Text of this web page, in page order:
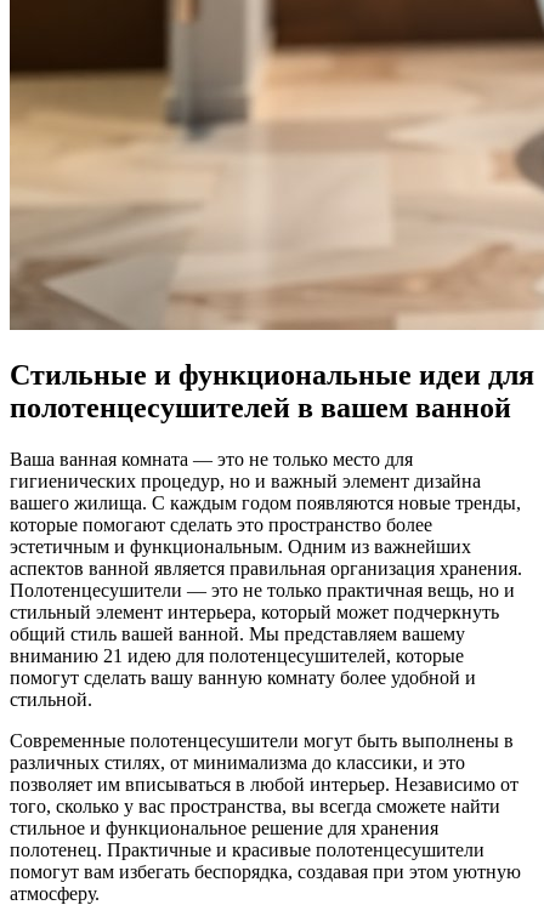
Стильные и функциональные идеи для
полотенцесушителей в вашем ванной
Ваша ванная комната — это не только место для
гигиенических процедур, но и важный элемент дизайна
вашего жилища. С каждым годом появляются новые тренды,
которые помогают сделать это пространство более
эстетичным и функциональным. Одним из важнейших
аспектов ванной является правильная организация хранения.
Полотенцесушители — это не только практичная вещь, но и
стильный элемент интерьера, который может подчеркнуть
общий стиль вашей ванной. Мы представляем вашему
вниманию 21 идею для полотенцесушителей, которые
помогут сделать вашу ванную комнату более удобной и
стильной.
Современные полотенцесушители могут быть выполнены в
различных стилях, от минимализма до классики, и это
позволяет им вписываться в любой интерьер. Независимо от
того, сколько у вас пространства, вы всегда сможете найти
стильное и функциональное решение для хранения
полотенец. Практичные и красивые полотенцесушители
помогут вам избегать беспорядка, создавая при этом уютную
атмосферу.